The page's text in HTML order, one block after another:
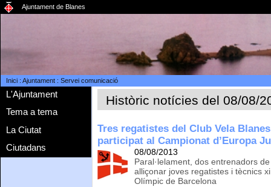
Ajuntament de Blanes
Inici: Ajuntament: Servei comunicació
L'Ajuntament
Tema a tema
La Ciutat
Ciutadans
Històric notícies del 08/08/
Tres regatistes del Club Vela
participat al Campionat d’Europa
08/08/2013
Paral·lelament, dos entrenadors
alliçonar joves regatistes i tècnics
Olímpic de Barcelona